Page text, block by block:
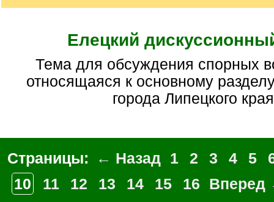
Елецкий
Тема для обсуждения спорных вопросов, не
относящаяся к основному
города Липецкого
Страницы: ← Назад 1 2 3 4 5
10
11 12 13 14 15 16 Вперед